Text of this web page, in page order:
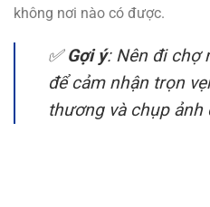
không nơi nào có được.
✅Gợi ý: Nên đi chợ
để cảm nhận trọn
thương và chụp ảnh